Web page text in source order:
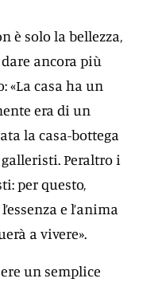
è solo la bellezza,
ancora più
«La casa ha un
era di un
la casa-bottega
Peraltro i
per questo,
e l’anima
a vivere».
un semplice